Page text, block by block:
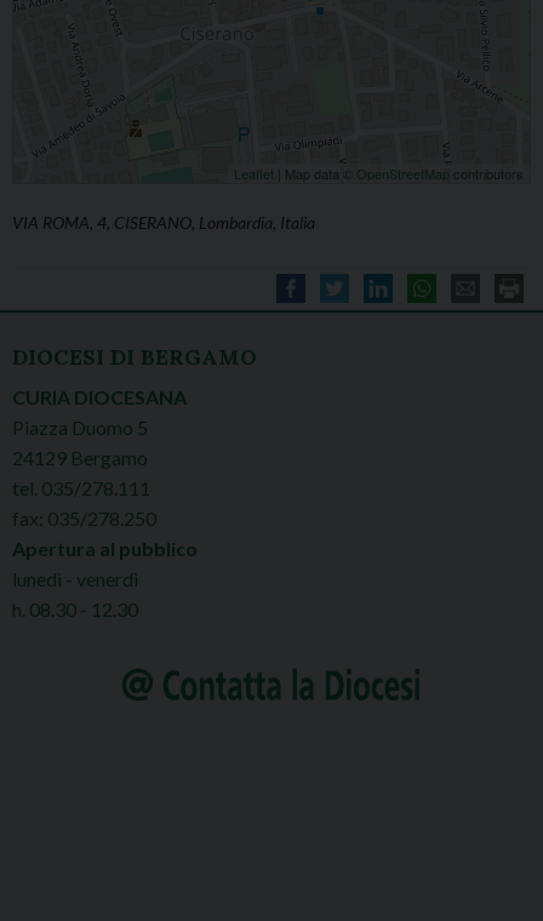
Leaflet | Map data © OpenStreetMap contributors
VIA ROMA, 4, CISERANO, Lombardia, Italia
DIOCESI DI BERGAMO
CURIA DIOCESANA
Piazza Duomo 5
24129 Bergamo
tel. 035/278.111
fax: 035/278.250
Apertura al pubblico
lunedì - venerdì
h. 08.30 - 12.30